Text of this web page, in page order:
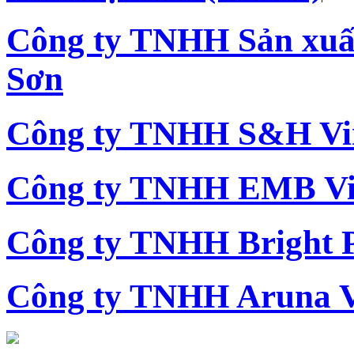
Công ty TNHH Sản
Sơn
Công ty TNHH S&H
Công ty TNHH EMB
Công ty TNHH Bright
Công ty TNHH Aruna